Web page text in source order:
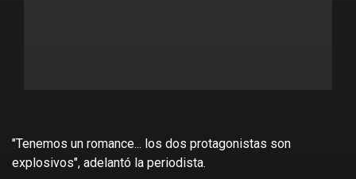
"Tenemos un romance... los dos protagonistas son
explosivos", adelantó la periodista.